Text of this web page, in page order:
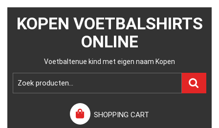
KOPEN VOETBALSHIRTS
ONLINE
Voetbaltenue kind met eigen naam Kopen
SHOPPING CART